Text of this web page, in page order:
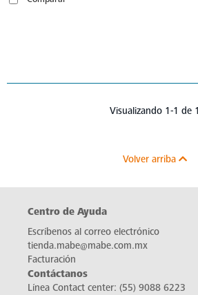
Visualizando 1-1 de 1
Volver arriba
Centro de Ayuda
Escríbenos al correo electrónico
tienda.mabe@mabe.com.mx
Facturación
Contáctanos
Línea Contact center: (55) 9088 6223